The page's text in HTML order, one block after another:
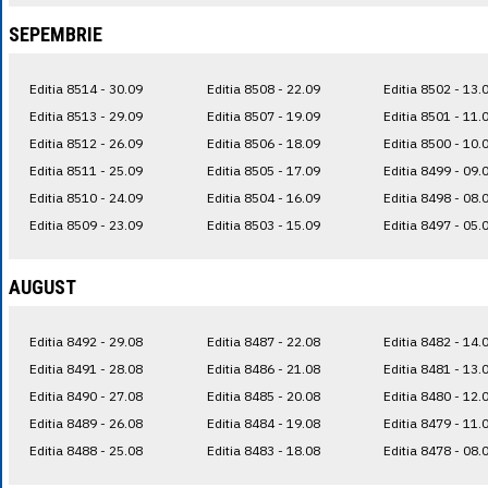
SEPEMBRIE
Editia 8514 - 30.09
Editia 8513 - 29.09
Editia 8512 - 26.09
Editia 8511 - 25.09
Editia 8510 - 24.09
Editia 8509 - 23.09
Editia 8508 - 22.09
Editia 8507 - 19.09
Editia 8506 - 18.09
Editia 8505 - 17.09
Editia 8504 - 16.09
Editia 8503 - 15.09
Editia 8502 -
Editia 8501 -
Editia 8500 -
Editia 8499 -
Editia 8498 -
Editia 8497 -
AUGUST
Editia 8492 - 29.08
Editia 8491 - 28.08
Editia 8490 - 27.08
Editia 8489 - 26.08
Editia 8488 - 25.08
Editia 8487 - 22.08
Editia 8486 - 21.08
Editia 8485 - 20.08
Editia 8484 - 19.08
Editia 8483 - 18.08
Editia 8482 -
Editia 8481 -
Editia 8480 -
Editia 8479 -
Editia 8478 -